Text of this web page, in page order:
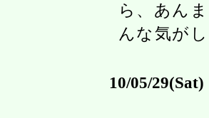
ら、あん
んな気が
10/05/29(Sat)